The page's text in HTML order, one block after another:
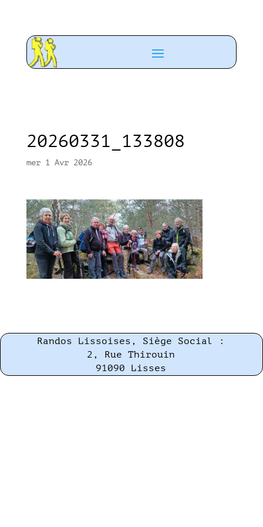
20260331_133808
mer 1 Avr 2026
Randos Lissoises, Siège Social :
2, Rue Thirouin
91090 Lisses